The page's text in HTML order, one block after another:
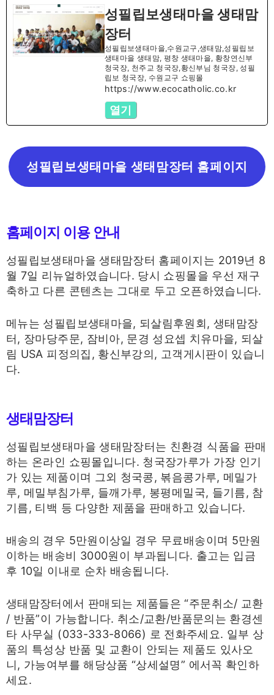
성필립보생태마을 생태맘
장터
성필립보생태마을,수원교구,생태맘,성필립보
생태마을 생태맘, 평창 생태마을, 황창연신부
청국장, 천주교 청국장,황신부님 청국장, 성필
립보 청국장, 수원교구 쇼핑몰
https://www.ecocatholic.co.kr
열기
성필립보생태마을 생태맘장터 홈페이지
홈페이지 이용 안내
성필립보생태마을 생태맘장터 홈페이지는 2019년 8
월 7일 리뉴얼하였습니다. 당시 쇼핑몰을 우선 재구
축하고 다른 콘텐츠는 그대로 두고 오픈하였습니다.
메뉴는 성필립보생태마을, 되살림후원회, 생태맘장
터, 장마당주문, 잠비아, 문경 성요셉 치유마을, 되살
림 USA 피정의집, 황신부강의, 고객게시판이 있습니
다.
생태맘장터
성필립보생태마을 생태맘장터는 친환경 식품을 판매
하는 온라인 쇼핑몰입니다. 청국장가루가 가장 인기
가 있는 제품이며 그외 청국콩, 볶음콩가루, 메밀가
루, 메밀부침가루, 들깨가루, 봉평메밀국, 들기름, 참
기름, 티백 등 다양한 제품을 판매하고 있습니다.
배송의 경우 5만원이상일 경우 무료배송이며 5만원
이하는 배송비 3000원이 부과됩니다. 출고는 입금
후 10일 이내로 순차 배송됩니다.
생태맘장터에서 판매되는 제품들은 “주문취소/ 교환
/ 반품”이 가능합니다. 취소/교환/반품문의는 환경센
타 사무실 (033-333-8066) 로 전화주세요. 일부 상
품의 특성상 반품 및 교환이 안되는 제품도 있사오
니, 가능여부를 해당상품 “상세설명” 에서꼭 확인하
세요.